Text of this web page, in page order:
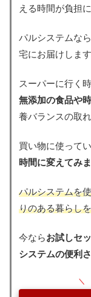
える時間が負担
パルシステムな
宅にお届けします
スーパーに行く
無添加の食品や
養バランスの取
買い物に使って
時間に変えてみ
パルシステムを
りのある暮らし
今ならお試しセ
システムの便利